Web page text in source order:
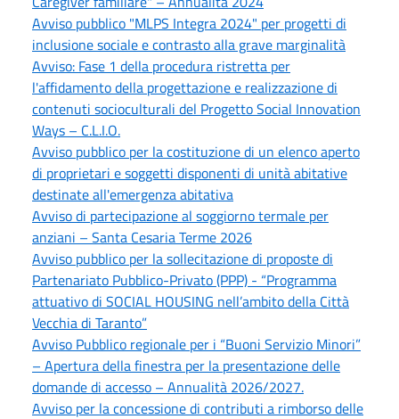
Avviso pubblico "MLPS Integra 2024" per progetti di
inclusione sociale e contrasto alla grave marginalità
Avviso: Fase 1 della procedura ristretta per
l'affidamento della progettazione e realizzazione di
contenuti socioculturali del Progetto Social Innovation
Ways – C.L.I.O.
Avviso pubblico per la costituzione di un elenco aperto
di proprietari e soggetti disponenti di unità abitative
destinate all'emergenza abitativa
Avviso di partecipazione al soggiorno termale per
anziani – Santa Cesaria Terme 2026
Avviso pubblico per la sollecitazione di proposte di
Partenariato Pubblico-Privato (PPP) - “Programma
attuativo di SOCIAL HOUSING nell’ambito della Città
Vecchia di Taranto”
Avviso Pubblico regionale per i “Buoni Servizio Minori”
– Apertura della finestra per la presentazione delle
domande di accesso – Annualità 2026/2027.
Avviso per la concessione di contributi a rimborso delle